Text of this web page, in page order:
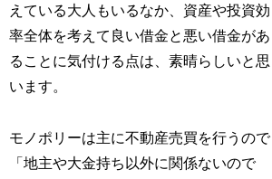
えている大人もいるなか、資産や投資効
率全体を考えて 良い借金と悪い借金があ
ることに気付ける 点は、素晴らしいと思
います。
モノポリーは主に不動産売買を行うので
「地主や大金持ち以外に関係ないので